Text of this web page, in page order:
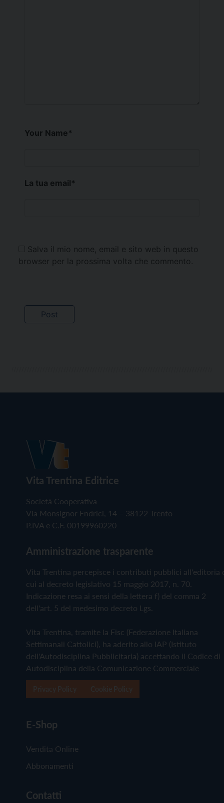
Your Name*
La tua email*
Salva il mio nome, email e sito web in questo
browser per la prossima volta che commento.
Vita Trentina Editrice
Società Cooperativa
Via Monsignor Endrici, 14 – 38122 Trento
P.IVA e C.F. 00199960220
Amministrazione trasparente
Vita Trentina percepisce i contributi pubblici all'editoria
cui al decreto legislativo 15 maggio 2017, n. 70.
Indicazione resa ai sensi della lettera f) del comma 2
dell'art. 5 del medesimo decreto Lgs.
Vita Trentina, tramite la Fisc (Federazione Italiana
Settimanali Cattolici), ha aderito allo IAP (Istituto
dell'Autodisciplina Pubblicitaria) accettando il Codice di
Autodisciplina della Comunicazione Commerciale
E-Shop
Vendita Online
Abbonamenti
Contatti